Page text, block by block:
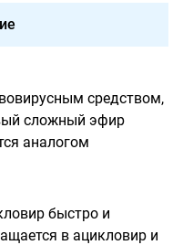
средством,
сложный эфир
аналогом
быстро и
в ацикловир и